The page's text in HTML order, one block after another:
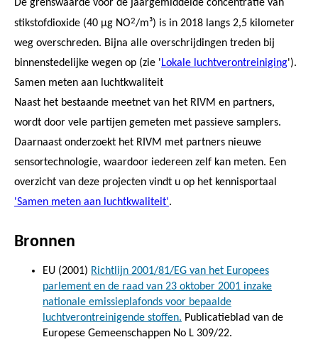
De grenswaarde voor de jaargemiddelde concentratie van
stikstofdioxide (40 µg NO2/m³) is in 2018 langs 2,5 kilometer
weg overschreden. Bijna alle overschrijdingen treden bij
binnenstedelijke wegen op (zie 'Lokale luchtverontreiniging').
Samen meten aan luchtkwaliteit
Naast het bestaande meetnet van het RIVM en partners,
wordt door vele partijen gemeten met passieve samplers.
Daarnaast onderzoekt het RIVM met partners nieuwe
sensortechnologie, waardoor iedereen zelf kan meten. Een
overzicht van deze projecten vindt u op het kennisportaal
'Samen meten aan luchtkwaliteit'.
Bronnen
EU (2001) Richtlijn 2001/81/EG van het Europees
parlement en de raad van 23 oktober 2001 inzake
nationale emissieplafonds voor bepaalde
luchtverontreinigende stoffen. Publicatieblad van de
Europese Gemeenschappen No L 309/22.